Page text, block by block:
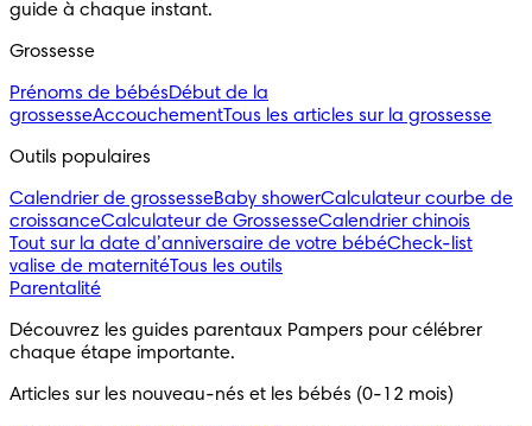
guide à chaque instant.
Grossesse
Prénoms de bébésDébut de la
grossesseAccouchementTous les articles sur la grossesse
Outils populaires
Calendrier de grossesseBaby showerCalculateur courbe de
croissanceCalculateur de GrossesseCalendrier chinois
Tout sur la date d’anniversaire de votre bébéCheck-list
valise de maternitéTous les outils
Parentalité
Découvrez les guides parentaux Pampers pour célébrer
chaque étape importante.
Articles sur les nouveau-nés et les bébés (0-12 mois)